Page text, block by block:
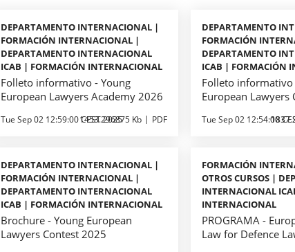
DEPARTAMENTO INTERNACIONAL |
FORMACIÓN INTERNACIONAL |
DEPARTAMENTO INTERNACIONAL
ICAB | FORMACIÓN INTERNACIONAL
Folleto informativo - Young
European Lawyers Academy 2026
Tue Sep 02 12:59:00 CEST 2025
1453.296875 Kb PDF
DEPARTAMENTO
FORMACIÓN
DEPARTAMENTO
ICAB | FORMACIÓN
Folleto informativo
European Lawyers
Tue Sep 02 12:54:00
DEPARTAMENTO INTERNACIONAL |
FORMACIÓN INTERNACIONAL |
DEPARTAMENTO INTERNACIONAL
ICAB | FORMACIÓN INTERNACIONAL
Brochure - Young European
Lawyers Contest 2025
FORMACIÓN
OTROS CURSOS |
INTERNACIONAL
INTERNACIONAL
PROGRAMA -
Law for Defence